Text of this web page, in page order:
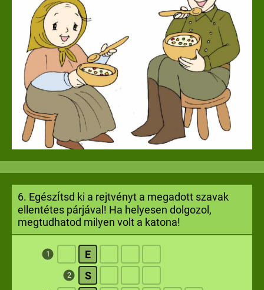
6. EgészÍtsd ki a rejtvényt a megadott szavak
ellentétes párjával! Ha helyesen dolgozol,
megtudhatod milyen volt a katona!
1 E
2 S